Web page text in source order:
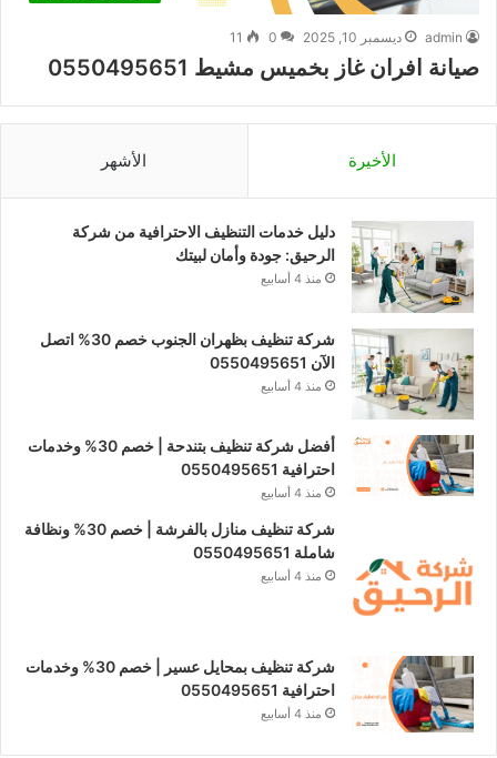
admin ديسمبر 10, 2025 0
11
صيانة افران غاز بخميس مشيط 0550495651
الأخيرة الأشهر
دليل خدمات التنظيف الاحترافية من شركة
الرحيق: جودة وأمان لبيتك
منذ 4 أسابيع
شركة تنظيف بظهران الجنوب خصم 30% اتصل
الآن 0550495651
منذ 4 أسابيع
أفضل شركة تنظيف بتندحة | خصم 30% وخدمات
احترافية 0550495651
منذ 4 أسابيع
شركة تنظيف منازل بالفرشة | خصم 30% ونظافة
شاملة 0550495651
منذ 4 أسابيع
شركة تنظيف بمحايل عسير | خصم 30% وخدمات
احترافية 0550495651
منذ 4 أسابيع